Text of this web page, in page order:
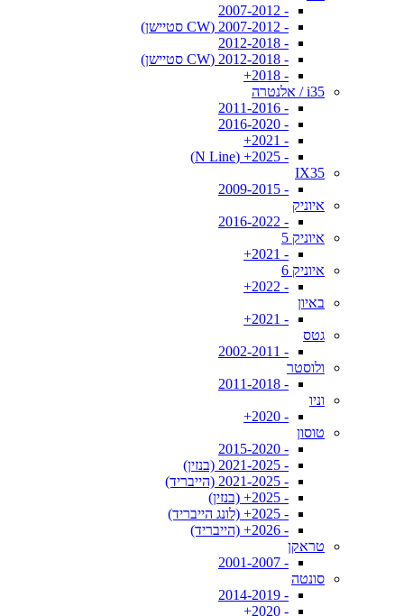
- 2007-2012
- 2007-2012 (CW סטיישן)
- 2012-2018
- 2012-2018 (CW סטיישן)
- 2018+
i35 / אלנטרה
- 2011-2016
- 2016-2020
- 2021+
- 2025+ (N Line)
IX35
- 2009-2015
איוניק
- 2016-2022
איוניק 5
- 2021+
איוניק 6
- 2022+
באיון
- 2021+
גטס
- 2002-2011
ולוסטר
- 2011-2018
וניו
- 2020+
טוסון
- 2015-2020
- 2021-2025 (בנזין)
- 2021-2025 (הייבריד)
- 2025+ (בנזין)
- 2025+ (לונג הייבריד)
- 2026+ (הייבריד)
טראקן
- 2001-2007
סונטה
- 2014-2019
- 2020+